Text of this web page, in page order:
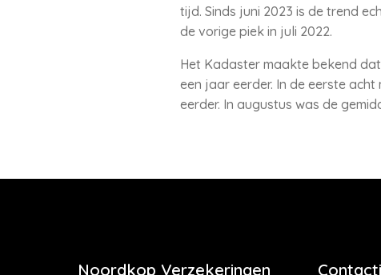
tijd. Sinds juni 2023 is de trend
de vorige piek in juli 2022.
Het Kadaster maakte bekend
een jaar eerder. In de eerste
eerder. In augustus was de
Noordkop Verzekeringen